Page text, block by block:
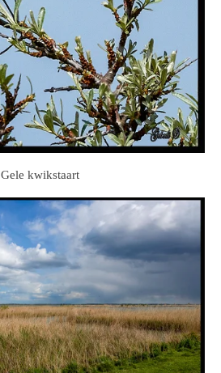
Gele kwikstaart